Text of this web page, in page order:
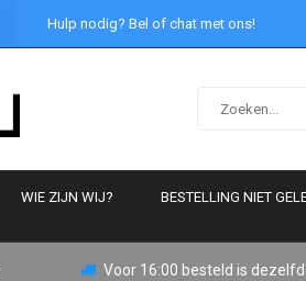
Hulp nodig? Bel of chat met ons!
WIE ZIJN WIJ? BESTELLING NIET
Voor 16:00 besteld is